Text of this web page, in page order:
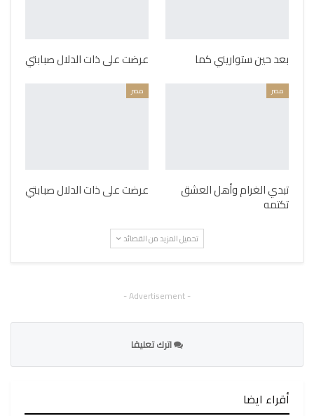
بعد حين ستواريني كما عرضت على ذات الدلال صبابتي
مصر
تبدي الغرام وأهل العشق
تكتمه
مصر
عرضت على ذات الدلال صبابتي
تحميل المزيد من القصائد
- Advertisement -
اترك تعليقا
أقراء ايضا